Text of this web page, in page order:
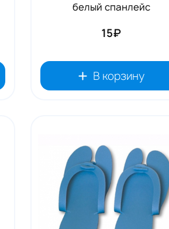
белый спанлейс
15₽
В корзину